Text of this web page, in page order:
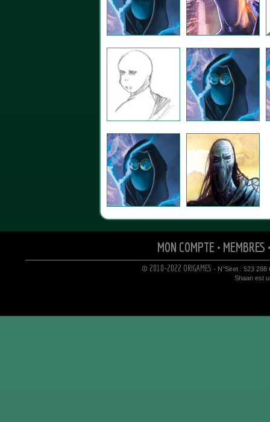
MON COMPTE • MEMBRES
© 2010-2022 ORIGAMES - N°Siret : 523 288
Shaan est